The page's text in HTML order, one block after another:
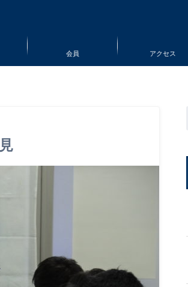
会員 アクセス